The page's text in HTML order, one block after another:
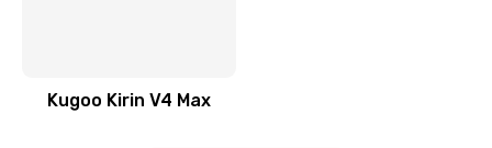
Kugoo Kirin V4 Max